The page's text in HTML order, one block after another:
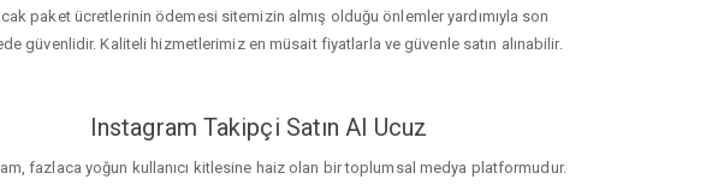
paket ücretlerinin ödemesi sitemizin almış olduğu önlemler yardımıyla son
güvenlidir. Kaliteli hizmetlerimiz en müsait fiyatlarla ve güvenle satın alınabilir.
Instagram Takipçi Satın Al Ucuz
fazlaca yoğun kullanıcı kitlesine haiz olan bir toplumsal medya platformudur.